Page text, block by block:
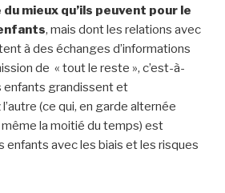
mieux qu’ils peuvent pour le
, mais dont les relations avec
à des échanges d’informations
de « tout le reste », c’est-à-
enfants grandissent et
(ce qui, en garde alternée
la moitié du temps) est
enfants avec les biais et les risques